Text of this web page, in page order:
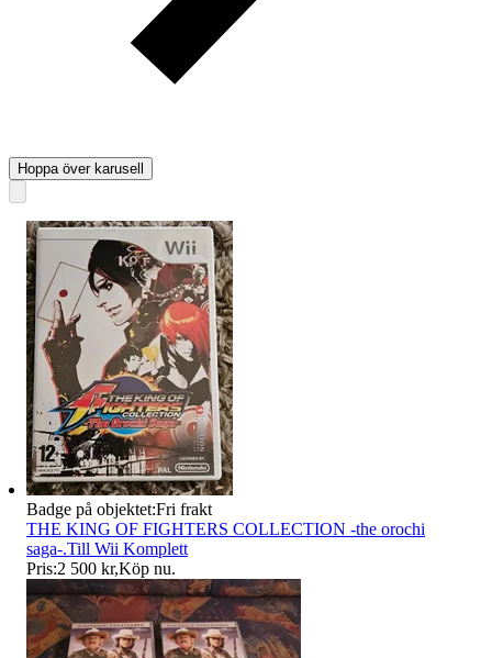
Hoppa över karusell
Badge på objektet:Fri frakt
THE KING OF FIGHTERS COLLECTION -the orochi
saga-.Till Wii Komplett
Pris:2 500 kr,Köp nu.